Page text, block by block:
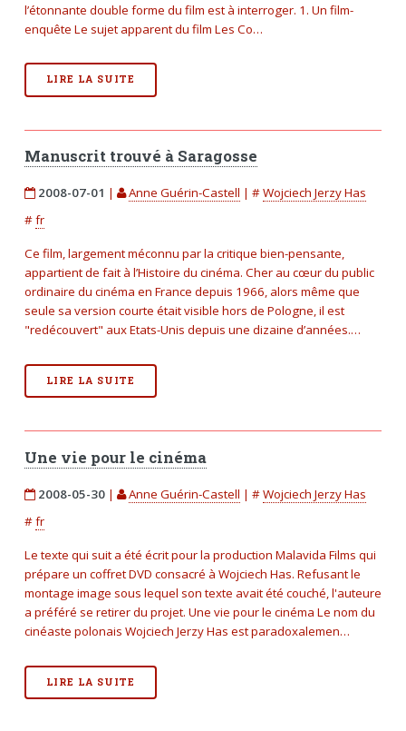
l’étonnante double forme du film est à interroger. 1. Un film-
enquête Le sujet apparent du film Les Co…
LIRE LA SUITE
Manuscrit trouvé à Saragosse
2008-07-01 | Anne Guérin-Castell | #Wojciech Jerzy Has
#fr
Ce film, largement méconnu par la critique bien-pensante,
appartient de fait à l’Histoire du cinéma. Cher au cœur du public
ordinaire du cinéma en France depuis 1966, alors même que
seule sa version courte était visible hors de Pologne, il est
"redécouvert" aux Etats-Unis depuis une dizaine d’années.…
LIRE LA SUITE
Une vie pour le cinéma
2008-05-30| Anne Guérin-Castell | #Wojciech Jerzy Has
#fr
Le texte qui suit a été écrit pour la production Malavida Films qui
prépare un coffret DVD consacré à Wojciech Has. Refusant le
montage image sous lequel son texte avait été couché, l'auteure
a préféré se retirer du projet. Une vie pour le cinéma Le nom du
cinéaste polonais Wojciech Jerzy Has est paradoxalemen…
LIRE LA SUITE